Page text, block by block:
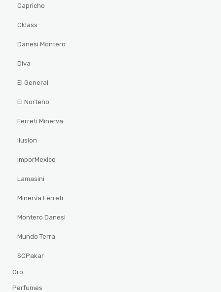
Capricho
Cklass
Danesi Montero
Diva
El General
El Norteño
Ferreti Minerva
Ilusion
ImporMexico
Lamasini
Minerva Ferreti
Montero Danesi
Mundo Terra
SCPakar
Oro
Perfumes